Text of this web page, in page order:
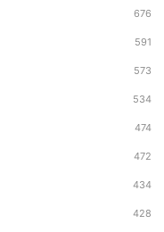
676
591
573
534
474
472
434
428